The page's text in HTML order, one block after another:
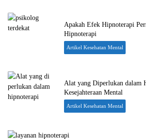
Apakah Efek Hipnoterapi
Hipnoterapi
Artikel Kesehatan Mental
Alat yang Diperlukan dalam
Kesejahteraan Mental
Artikel Kesehatan Mental